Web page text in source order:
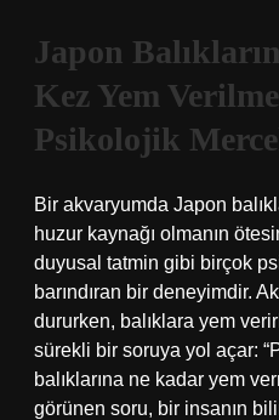
Japon
Kez Yem
Psikolojik
Bir akvaryumda Japon
huzur kaynağı olmanın
duyusal tatmin gibi birçok
barındıran bir deneyimdir.
dururken, balıklara yem
sürekli bir soruya yol açar:
balıklarına ne kadar yem
görünen soru, bir insanın